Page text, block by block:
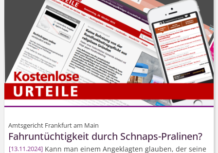
Amtsgericht Frankfurt am Main
Fahruntüchtigkeit durch Schnaps-Pralinen?
13.11.2024 Kann man einem Angeklagten glauben, der seine